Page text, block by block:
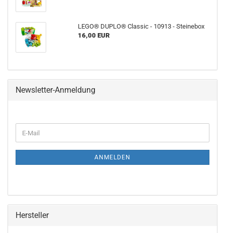
LEGO® DUPLO® Classic - 10913 - Steinebox
16,00 EUR
Newsletter-Anmeldung
ZUR
E-
Mail
ANMELDEN
Hersteller